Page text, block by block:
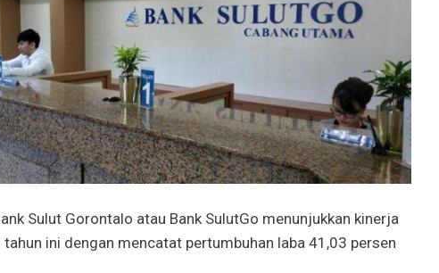
Sulut Gorontalo atau Bank SulutGo menunjukkan kinerja
ini dengan mencatat pertumbuhan laba 41,03 persen